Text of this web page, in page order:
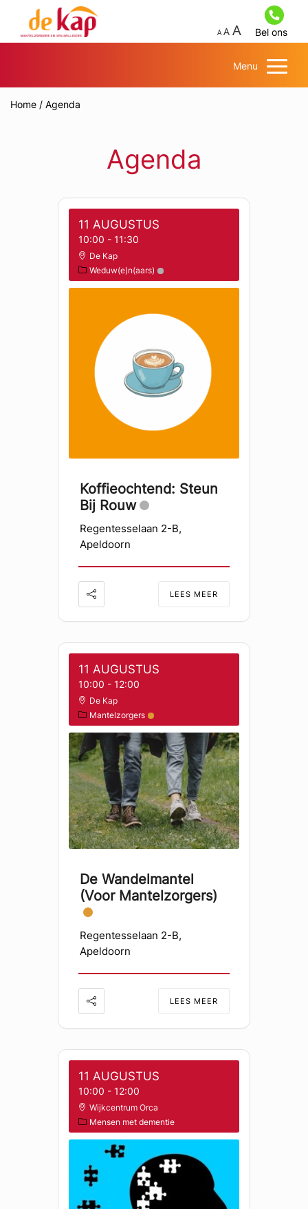
Bel ons
Menu
Home / Agenda
Agenda
11 AUGUSTUS
10:00 - 11:30
De Kap
Weduw(e)n(aars)
Koffieochtend: Steun
Bij Rouw
Regentesselaan 2-B,
Apeldoorn
LEES MEER
11 AUGUSTUS
10:00 - 12:00
De Kap
Mantelzorgers
De Wandelmantel
(voor Mantelzorgers)
Regentesselaan 2-B,
Apeldoorn
LEES MEER
11 AUGUSTUS
10:00 - 12:00
Wijkcentrum Orca
Mensen met dementie